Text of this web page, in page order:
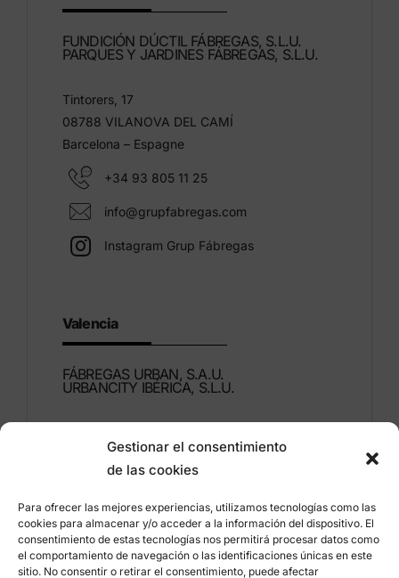
Gestionar el consentimiento
de las cookies
Para ofrecer las mejores experiencias, utilizamos tecnologías como las
cookies para almacenar y/o acceder a la información del dispositivo. El
consentimiento de estas tecnologías nos permitirá procesar datos como
el comportamiento de navegación o las identificaciones únicas en este
sitio. No consentir o retirar el consentimiento, puede afectar
FUNDICIÓN DÚCTIL FÁBREGAS, S.L.U.
PARQUES Y JARDINES FÁBREGAS, S.L.U.
Tintorers, 17
08788 VILANOVA DEL CAMÍ
Barcelona – Espagne
+34 93 805 11 25
info@grupfabregas.com
Instagram Grup Fábregas
Valencia
FÁBREGAS URBAN, S.A.U.
URBANCITY IBÉRICA, S.L.U.
46960 ALDAIA
Valencia – Espagne
+34 96 151 53 44
info@grupfabregas.com